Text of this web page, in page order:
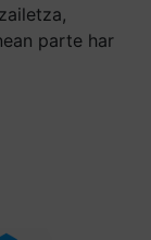
parte har